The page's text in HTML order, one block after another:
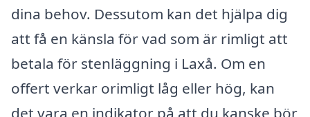
dina behov. Dessutom kan det hjälpa dig
att få en känsla för vad som är rimligt att
betala för stenläggning i Laxå. Om en
offert verkar orimligt låg eller hög, kan
det vara en indikator på att du kanske bör